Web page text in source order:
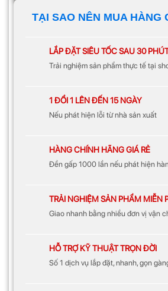
TẠI SAO NÊN MUA HÀNG
LẮP ĐẶT SIÊU TỐC SAU 30
Trải nghiệm sản phẩm thực tế tại
1 ĐỔI 1 LÊN ĐẾN 15 NGÀY
Nếu phát hiện lỗi từ nhà sản xuất
HÀNG CHÍNH HÃNG GIÁ RẺ
Đền gấp 1000 lần nếu phát hiện
TRẢI NGHIỆM SẢN PHẨM MIỄN
Giao nhanh bằng nhiều đơn vị vận
HỖ TRỢ KỸ THUẬT TRỌN ĐỜI
Số 1 dịch vụ lắp đặt, nhanh, gọn